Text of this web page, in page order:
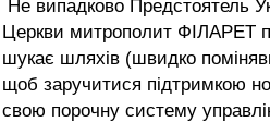
Не випадково Предстоятель
Церкви митрополит ФІЛАРЕТ
шукає шляхів (швидко
щоб заручитися підтримкою
свою порочну систему